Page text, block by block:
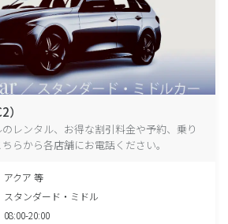
レンタル、お得な割引料金や予約、乗り
らから各店舗にお電話ください。
アクア 等
スタンダード・ミドル
08:00-20:00